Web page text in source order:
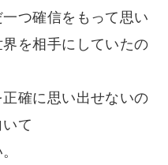
つ確信をもって思い
を相手にしていたの
確に思い出せないの
て